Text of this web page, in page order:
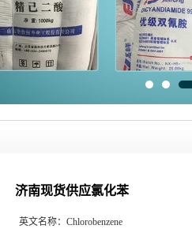
济南现货供应氯化苯
英文名称： Chlorobenzene